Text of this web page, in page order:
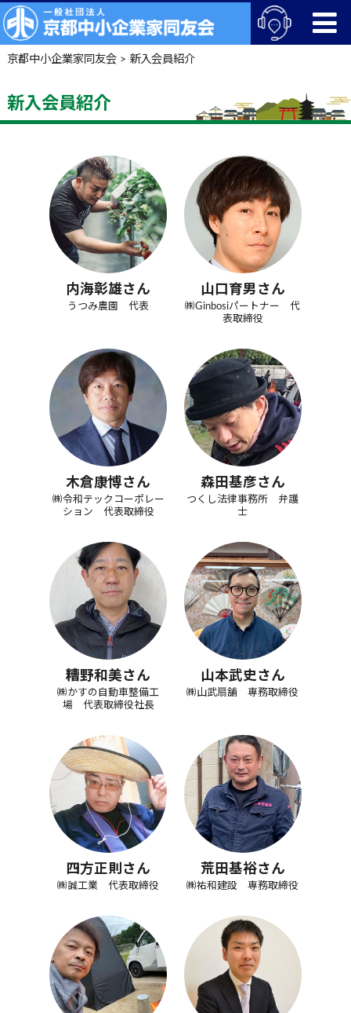
京都中小企業家同友会> 新入会員紹介
新入会員紹介
内海彰雄さん
うつみ農園 代表
山口育男さん
㈱Ginbosiパートナー 代
表取締役
木倉康博さん
㈱令和テックコーポレー
ション 代表取締役
森田基彦さん
つくし法律事務所 弁護
士
糟野和美さん
㈱かすの自動車整備工
場 代表取締役社長
山本武史さん
㈱山武扇舗 専務取締役
四方正則さん
㈱誠工業 代表取締役
荒田基裕さん
㈱祐和建設 専務取締役